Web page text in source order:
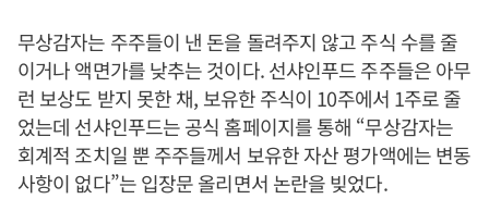
무상감자는 주주들이 낸 돈을 돌려주지 않고 주식 수를 줄
이거나 액면가를 낮추는 것이다. 선샤인푸드 주주들은 아무
런 보상도 받지 못한 채, 보유한 주식이 10주에서 1주로 줄
었는데 선샤인푸드는 공식 홈페이지를 통해 “무상감자는
회계적 조치일 뿐 주주들께서 보유한 자산 평가액에는 변동
사항이 없다”는 입장문 올리면서 논란을 빚었다.